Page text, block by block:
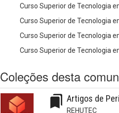
Curso Superior de Tecnologia
Curso Superior de Tecnologia
Curso Superior de Tecnologia
Curso Superior de Tecnologia
Coleções desta
bookmarks Artigos de
REHUTEC